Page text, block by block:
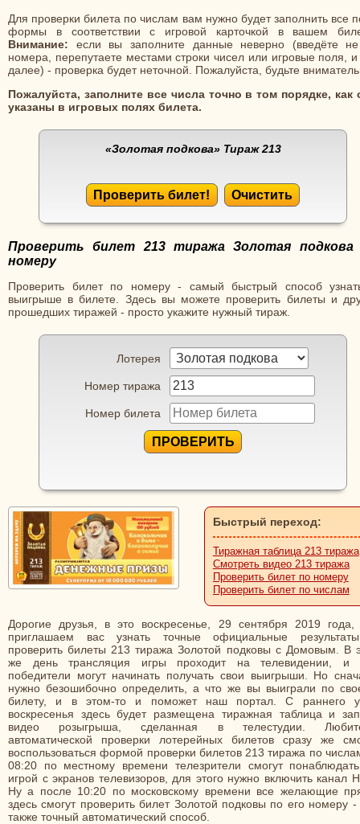
Для проверки билета по числам вам нужно будет заполнить все
формы в соответствии с игровой карточкой в вашем
Внимание: если вы заполните данные неверно (введёте
номера, перепутаете местами строки чисел или игровые поля, и
далее) - проверка будет неточной. Пожалуйста, будьте
Пожалуйста, заполните все числа точно в том порядке, как
указаны в игровых полях билета.
«Золотая подкова» Тираж 213
Проверить билет! Очистить
Проверить билет 213 тиража Золотая подкова
номеру
Проверить билет по номеру - самый быстрый способ
выигрыше в билете. Здесь вы можете проверить билеты и
прошедших тиражей - просто укажите нужный тираж.
Лотерея
Номер тиража
Номер билета
ПРОВЕРИТЬ
Быстрый переход:
Тиражная таблица 213 тиража
Смотреть видео 213 тиража
Проверить билет по номеру
Проверить билет по числам
Дорогие друзья, в это воскресенье, 29 сентября 2019
приглашаем вас узнать точные официальные
проверить билеты 213 тиража Золотой подковы с Домовым. В
же день трансляция игры проходит на телевидении, и
победители могут начинать получать свои выигрыши. Но
нужно безошибочно определить, а что же вы выиграли по
билету, и в этом-то и поможет наш портал. С раннего
воскресенья здесь будет размещена тиражная таблица и
видео розыгрыша, сделанная в телестудии.
автоматической проверки лотерейных билетов сразу же
воспользоваться формой проверки билетов 213 тиража по
08:20 по местному времени телезрители смогут
игрой с экранов телевизоров, для этого нужно включить канал
Ну а после 10:20 по московскому времени все желающие
здесь смогут проверить билет Золотой подковы по его номеру -
также точный автоматический способ.